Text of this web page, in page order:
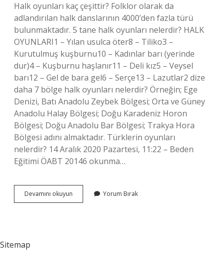
Halk oyunları kaç çeşittir? Folklor olarak da
adlandırılan halk danslarının 4000’den fazla türü
bulunmaktadır. 5 tane halk oyunları nelerdir? HALK
OYUNLARI1 – Yılan usulca öter8 – Tiliko3 –
Kurutulmuş kuşburnu10 – Kadınlar barı (yerinde
dur)4 – Kuşburnu haşlanır11 – Deli kız5 – Veysel
barı12 – Gel de bara gel6 – Serçe13 – Lazutlar2 dize
daha 7 bölge halk oyunları nelerdir? Örneğin; Ege
Denizi, Batı Anadolu Zeybek Bölgesi; Orta ve Güney
Anadolu Halay Bölgesi; Doğu Karadeniz Horon
Bölgesi; Doğu Anadolu Bar Bölgesi; Trakya Hora
Bölgesi adını almaktadır. Türklerin oyunları
nelerdir? 14 Aralık 2020 Pazartesi, 11:22 – Beden
Eğitimi ÖABT 20146 okunma…
Devamını okuyun
Halk
Yorum Bırak
Sitemap